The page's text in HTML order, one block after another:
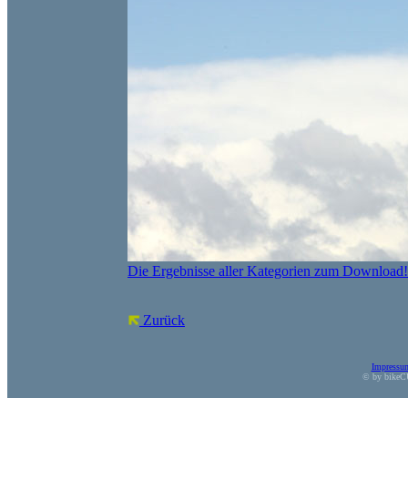
Die Ergebnisse aller Kategorien zum Download!
Zurück
© by